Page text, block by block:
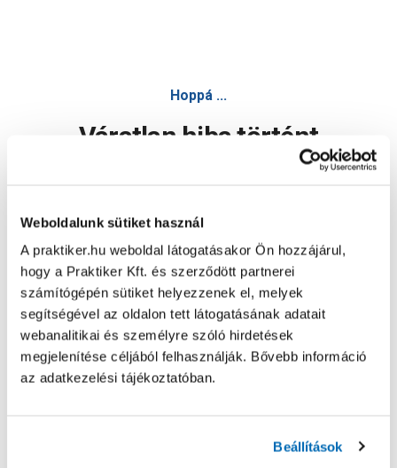
Weboldalunk sütiket használ
A praktiker.hu weboldal látogatásakor Ön hozzájárul,
hogy a Praktiker Kft. és szerződött partnerei
számítógépén sütiket helyezzenek el, melyek
segítségével az oldalon tett látogatásának adatait
webanalitikai és személyre szóló hirdetések
megjelenítése céljából felhasználják. Bővebb információ
az adatkezelési tájékoztatóban.
Beállítások
Hoppá ...
Váratlan hiba történt
Oldal újratöltése